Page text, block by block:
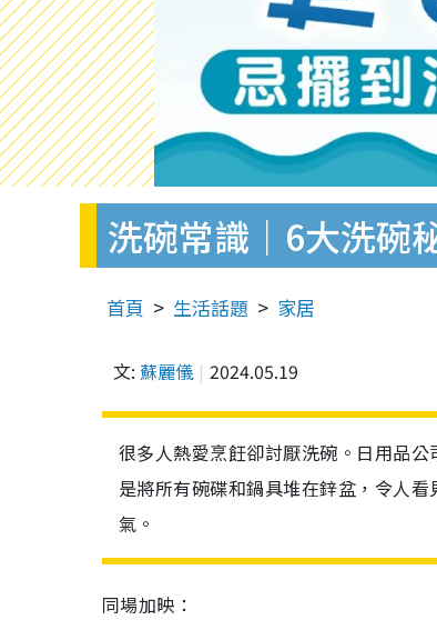
洗碗常識｜6大洗碗
首頁 生活話題 家居
文: 蘇麗儀 2024.05.19
很多人熱愛烹飪卻討厭洗碗。日用品
是將所有碗碟和鍋具堆在鋅盆，令人
氣。
同場加映：